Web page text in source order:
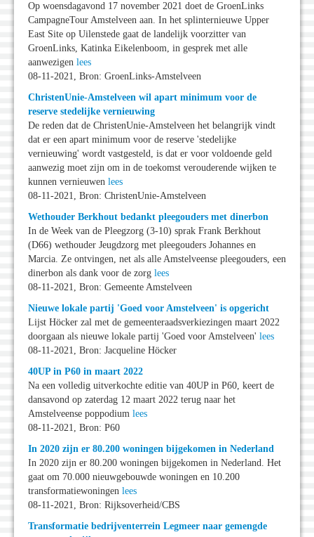
Op woensdagavond 17 november 2021 doet de GroenLinks
CampagneTour Amstelveen aan. In het splinternieuwe Upper
East Site op Uilenstede gaat de landelijk voorzitter van
GroenLinks, Katinka Eikelenboom, in gesprek met alle
aanwezigen lees
08-11-2021, Bron: GroenLinks-Amstelveen
ChristenUnie-Amstelveen wil apart minimum voor de
reserve stedelijke vernieuwing
De reden dat de ChristenUnie-Amstelveen het belangrijk vindt
dat er een apart minimum voor de reserve 'stedelijke
vernieuwing' wordt vastgesteld, is dat er voor voldoende geld
aanwezig moet zijn om in de toekomst verouderende wijken te
kunnen vernieuwen lees
08-11-2021, Bron: ChristenUnie-Amstelveen
Wethouder Berkhout bedankt pleegouders met dinerbon
In de Week van de Pleegzorg (3-10) sprak Frank Berkhout
(D66) wethouder Jeugdzorg met pleegouders Johannes en
Marcia. Ze ontvingen, net als alle Amstelveense pleegouders, een
dinerbon als dank voor de zorg lees
08-11-2021, Bron: Gemeente Amstelveen
Nieuwe lokale partij 'Goed voor Amstelveen' is opgericht
Lijst Höcker zal met de gemeenteraadsverkiezingen maart 2022
doorgaan als nieuwe lokale partij 'Goed voor Amstelveen' lees
08-11-2021, Bron: Jacqueline Höcker
40UP in P60 in maart 2022
Na een volledig uitverkochte editie van 40UP in P60, keert de
dansavond op zaterdag 12 maart 2022 terug naar het
Amstelveense poppodium lees
08-11-2021, Bron: P60
In 2020 zijn er 80.200 woningen bijgekomen in Nederland
In 2020 zijn er 80.200 woningen bijgekomen in Nederland. Het
gaat om 70.000 nieuwgebouwde woningen en 10.200
transformatiewoningen lees
08-11-2021, Bron: Rijksoverheid/CBS
Transformatie bedrijventerrein Legmeer naar gemengde